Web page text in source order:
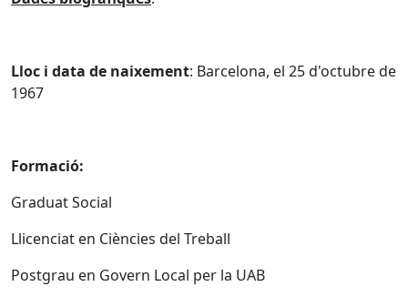
Lloc i data de naixement: Barcelona, el 25 d'octubre de
1967
Formació:
Graduat Social
Llicenciat en Ciències del Treball
Postgrau en Govern Local per la UAB